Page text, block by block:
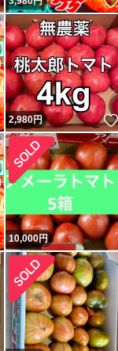
いいね！
2,980円
いいね！
10,000円